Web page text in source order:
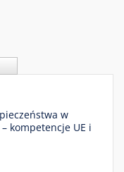
w
kompetencje UE i